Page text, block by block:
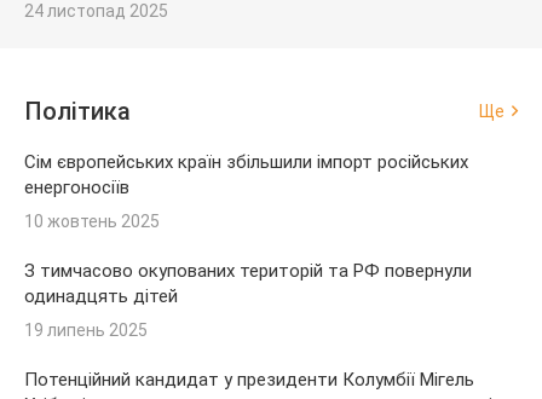
24 листопад 2025
Політика Ще
Сім європейських країн збільшили імпорт російських
енергоносіїв
10 жовтень 2025
З тимчасово окупованих територій та РФ повернули
одинадцять дітей
19 липень 2025
Потенційний кандидат у президенти Колумбії Мігель